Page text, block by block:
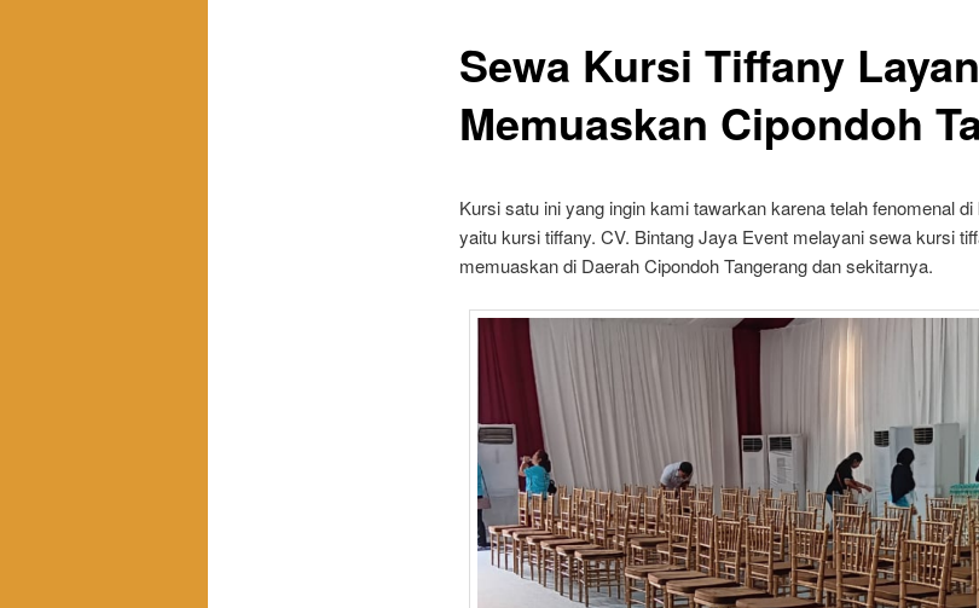
Sewa Kursi Tiffany
Memuaskan Cipondoh
Kursi satu ini yang ingin kami tawarkan karena telah fenomenal
yaitu kursi tiffany. CV. Bintang Jaya Event melayani sewa kursi
memuaskan di Daerah Cipondoh Tangerang dan sekitarnya.